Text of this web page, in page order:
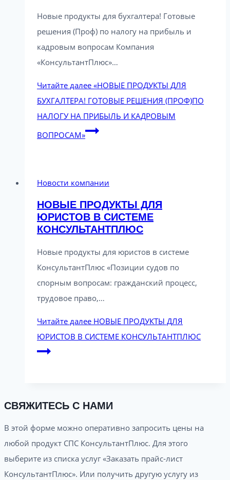
Новые продукты для бухгалтера! Готовые
решения (Проф) по налогу на прибыль и
кадровым вопросам Компания
«КонсультантПлюс»…
Читайте далее «НОВЫЕ ПРОДУКТЫ ДЛЯ
БУХГАЛТЕРА! ГОТОВЫЕ РЕШЕНИЯ (ПРОФ)ПО
НАЛОГУ НА ПРИБЫЛЬ И КАДРОВЫМ
ВОПРОСАМ»
Новости компании
НОВЫЕ ПРОДУКТЫ ДЛЯ
ЮРИСТОВ В СИСТЕМЕ
КОНСУЛЬТАНТПЛЮС
Новые продукты для юристов в системе
КонсультантПлюс «Позиции судов по
спорным вопросам: гражданский процесс,
трудовое право,…
Читайте далее НОВЫЕ ПРОДУКТЫ ДЛЯ
ЮРИСТОВ В СИСТЕМЕ КОНСУЛЬТАНТПЛЮС
СВЯЖИТЕСЬ С НАМИ
В этой форме можно оперативно запросить цены на
любой продукт СПС КонсультантПлюс. Для этого
выберите из списка услуг «Заказать прайс-лист
КонсультантПлюс». Или получить другую услугу из